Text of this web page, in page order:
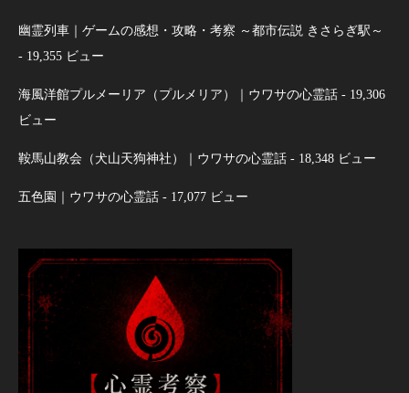
幽霊列車｜ゲームの感想・攻略・考察 ～都市伝説 きさらぎ駅～
- 19,355 ビュー
海風洋館プルメーリア（プルメリア）｜ウワサの心霊話 - 19,306
ビュー
鞍馬山教会（犬山天狗神社）｜ウワサの心霊話 - 18,348 ビュー
五色園｜ウワサの心霊話 - 17,077 ビュー